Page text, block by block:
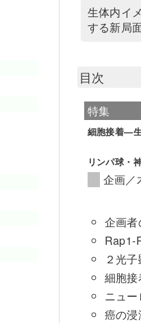
生体内イ
する新局
目次
特集
細胞接着—
リンパ球・
企画／
企画
Rap1-
２光
細胞
ニュ
癌の